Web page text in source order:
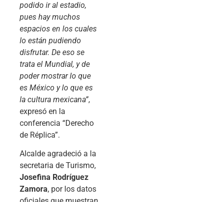
podido ir al estadio,
pues hay muchos
espacios en los cuales
lo están pudiendo
disfrutar. De eso se
trata el Mundial, y de
poder mostrar lo que
es México y lo que es
la cultura mexicana”,
expresó en la
conferencia “Derecho
de Réplica”.
Alcalde agradeció a la
secretaria de Turismo,
Josefina Rodríguez
Zamora, por los datos